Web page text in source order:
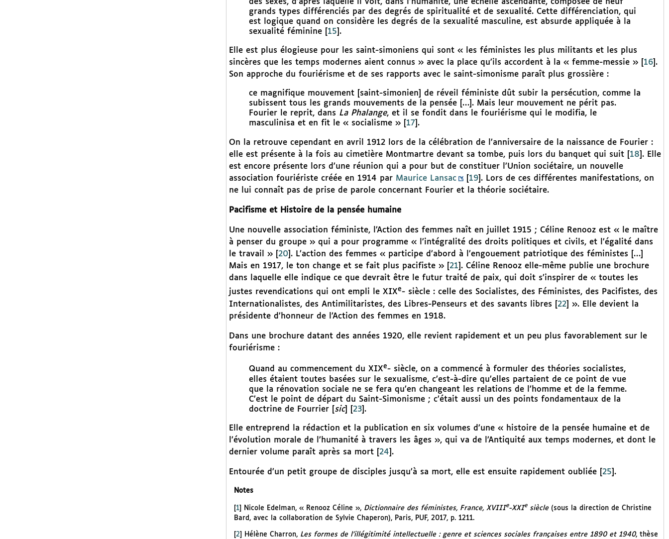
grands types différenciés par des degrés de spiritualité et de sexualité. Cette différenciation, qui
est logique quand on considère les degrés de la sexualité masculine, est absurde appliquée à la
sexualité féminine[ 15 .
Elle est plus élogieuse pour les saint-simoniens qui sont « les féministes les plus militants et les plus
sincères que les temps modernes aient connus » avec la place qu’ils accordent à la « femme-messie »[ 16] .
Son approche du fouriérisme et de ses rapports avec le saint-simonisme paraît plus grossière :
ce magnifique mouvement [saint-simonien] de réveil féministe dût subir la persécution, comme la
subissent tous les grands mouvements de la pensée […]. Mais leur mouvement ne périt pas.
Fourier le reprit, dans La Phalange, et il se fondit dans le fouriérisme qui le modifia, le
masculinisa et en fit le « socialisme »[ 17 .
On la retrouve cependant en avril 1912 lors de la célébration de l’anniversaire de la naissance de Fourier :
elle est présente à la fois au cimetière Montmartre devant sa tombe, puis lors du banquet qui suit[ 18 . Elle
est encore présente lors d’une réunion qui a pour but de constituer l’Union sociétaire, un nouvelle
association fouriériste créée en 1914 par Maurice Lansac [ 19] . Lors de ces différentes manifestations, on
ne lui connaît pas de prise de parole concernant Fourier et la théorie sociétaire.
Pacifisme et Histoire de la pensée humaine
Une nouvelle association féministe, l’Action des femmes naît en juillet 1915 ; Céline Renooz est « le maître
à penser du groupe » qui a pour programme « l’intégralité des droits politiques et civils, et l’égalité dans
le travail »[ 20 . L’action des femmes « participe d’abord à l’engouement patriotique des féministes […]
Mais en 1917, le ton change et se fait plus pacifiste »[ 21 . Céline Renooz elle-même publie une brochure
dans laquelle elle indique ce que devrait être le futur traité de paix, qui doit s’inspirer de « toutes les
justes revendications qui ont empli le XIXe- siècle : celle des Socialistes, des Féministes, des Pacifistes, des
Internationalistes, des Antimilitaristes, des Libres-Penseurs et des savants libres
22]
». Elle devient la
présidente d’honneur de l’Action des femmes en 1918.
Dans une brochure datant des années 1920, elle revient rapidement et un peu plus favorablement sur le
fouriérisme :
Quand au commencement du XIXe- siècle, on a commencé à formuler des théories socialistes,
elles étaient toutes basées sur le sexualisme, c’est-à-dire qu’elles partaient de ce point de vue
que la rénovation sociale ne se fera qu’en changeant les relations de l’homme et de la femme.
C’est le point de départ du Saint-Simonisme ; c’était aussi un des points fondamentaux de la
doctrine de Fourrier [ sic] 23] .
Elle entreprend la rédaction et la publication en six volumes d’une « histoire de la pensée humaine et de
l’évolution morale de l’humanité à travers les âges », qui va de l’Antiquité aux temps modernes, et dont le
dernier volume paraît après sa mort[ 24 .
Entourée d’un petit groupe de disciples jusqu’à sa mort, elle est ensuite rapidement oubliée[ 25 .
Notes
[1] Nicole Edelman, « Renooz Céline », Dictionnaire des féministes, France, XVIIIe-XXIesiècle (sous la direction de Christine
Bard, avec la collaboration de Sylvie Chaperon), Paris, PUF, 2017, p. 1211.
2 Hélène Charron, Les formes de l’illégitimité intellectuelle : genre et sciences sociales françaises entre 1890 et 1940, thèse